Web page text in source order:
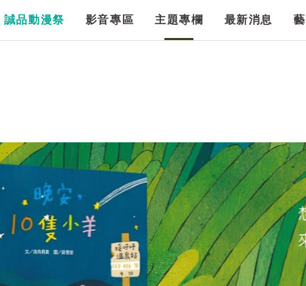
誠品動漫祭 影音專區 主題專欄 最新消息